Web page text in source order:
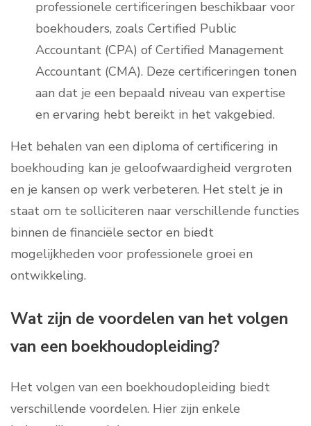
professionele certificeringen beschikbaar voor
boekhouders, zoals Certified Public
Accountant (CPA) of Certified Management
Accountant (CMA). Deze certificeringen tonen
aan dat je een bepaald niveau van expertise
en ervaring hebt bereikt in het vakgebied.
Het behalen van een diploma of certificering in
boekhouding kan je geloofwaardigheid vergroten
en je kansen op werk verbeteren. Het stelt je in
staat om te solliciteren naar verschillende functies
binnen de financiële sector en biedt
mogelijkheden voor professionele groei en
ontwikkeling.
Wat zijn de voordelen van het volgen
van een boekhoudopleiding?
Het volgen van een boekhoudopleiding biedt
verschillende voordelen. Hier zijn enkele